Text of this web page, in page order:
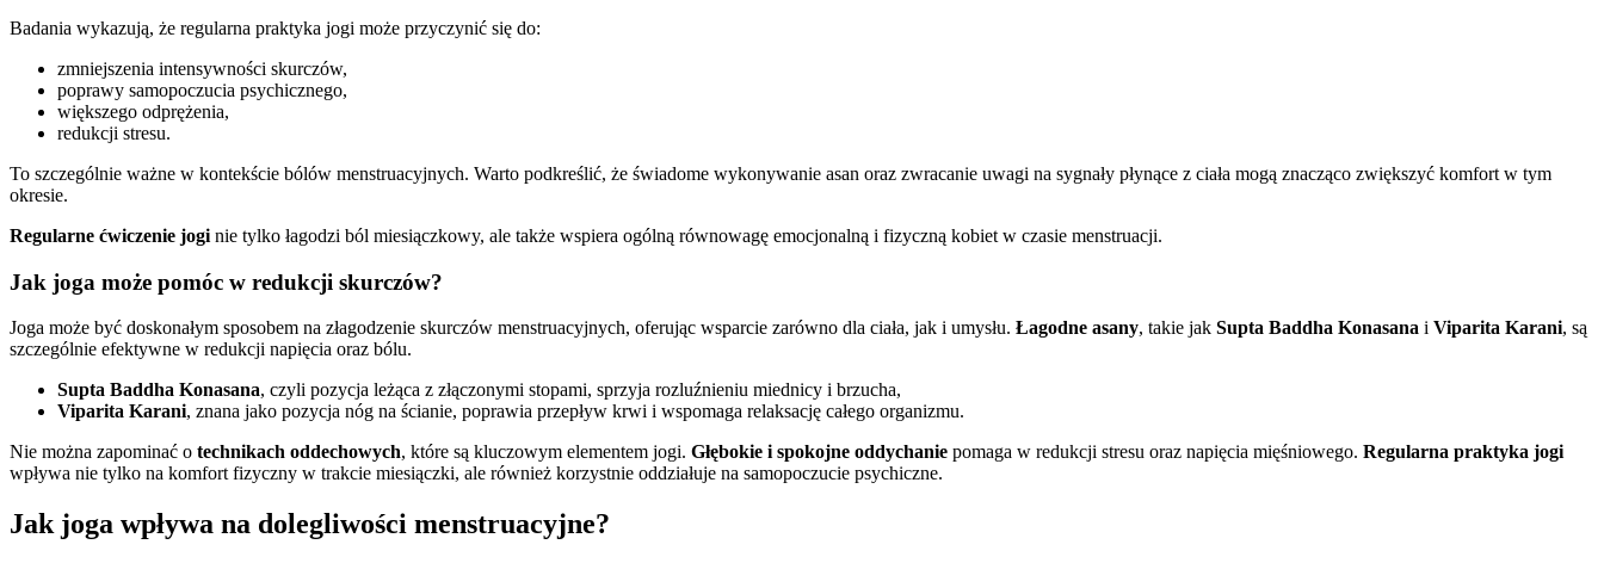
Badania wykazują, że regularna praktyka jogi może przyczynić się do:
zmniejszenia intensywności skurczów,
poprawy samopoczucia psychicznego,
większego odprężenia,
redukcji stresu.
To szczególnie ważne w kontekście bólów menstruacyjnych. Warto podkreślić, że świadome wykonywanie asan oraz zwracanie uwagi na sygnały płynące z ciała mogą znacząco zwiększyć komfort w tym
okresie.
Regularne ćwiczenie jogi nie tylko łagodzi ból miesiączkowy, ale także wspiera ogólną równowagę emocjonalną i fizyczną kobiet w czasie menstruacji.
Jak joga może pomóc w redukcji skurczów?
Joga może być doskonałym sposobem na złagodzenie skurczów menstruacyjnych, oferując wsparcie zarówno dla ciała, jak i umysłu. Łagodne asany, takie jak Supta Baddha Konasana i Viparita Karani, są
szczególnie efektywne w redukcji napięcia oraz bólu.
Supta Baddha Konasana, czyli pozycja leżąca z złączonymi stopami, sprzyja rozluźnieniu miednicy i brzucha,
Viparita Karani, znana jako pozycja nóg na ścianie, poprawia przepływ krwi i wspomaga relaksację całego organizmu.
Nie można zapominać o technikach oddechowych, które są kluczowym elementem jogi. Głębokie i spokojne oddychanie pomaga w redukcji stresu oraz napięcia mięśniowego. Regularna praktyka jogi
wpływa nie tylko na komfort fizyczny w trakcie miesiączki, ale również korzystnie oddziałuje na samopoczucie psychiczne.
Jak joga wpływa na dolegliwości menstruacyjne?